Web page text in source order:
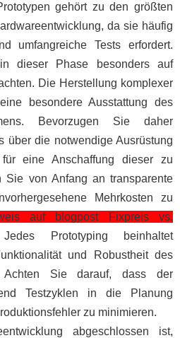
gehört zu den größten
da sie häufig
umfangreiche Tests erfordert.
dieser Phase besonders auf
Die Herstellung komplexer
besondere Ausstattung des
Bevorzugen Sie daher
über die notwendige Ausrüstung
eine Anschaffung dieser zu
Sie von Anfang an transparente
Mehrkosten zu
auf blogpost Fixpreis vs.
Prototyping beinhaltet
und Robustheit des
Achten Sie darauf, dass der
Testzyklen in die Planung
zu minimieren.
abgeschlossen ist,